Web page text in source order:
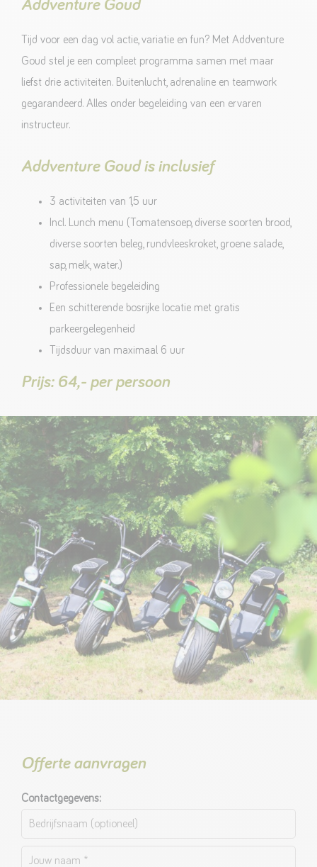
Addventure Goud
Tijd voor een dag vol actie, variatie en fun? Met Addventure
Goud stel je een compleet programma samen met maar
liefst drie activiteiten. Buitenlucht, adrenaline en teamwork
gegarandeerd. Alles onder begeleiding van een ervaren
instructeur.
Addventure Goud is inclusief
3 activiteiten van 1,5 uur
Incl. Lunch menu (Tomatensoep, diverse soorten brood,
diverse soorten beleg, rundvleeskroket, groene salade,
sap, melk, water.)
Professionele begeleiding
Een schitterende bosrijke locatie met gratis
parkeergelegenheid
Tijdsduur van maximaal 6 uur
Prijs: 64,- per persoon
Offerte aanvragen
Contactgegevens: